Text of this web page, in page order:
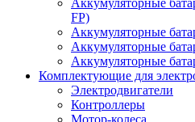
Аккумуляторные
FP)
Аккумуляторные
Аккумуляторные
Аккумуляторные
Комплектующие для
Электродвигатели
Контроллеры